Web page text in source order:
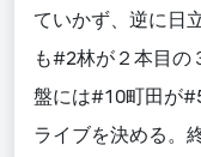
ていかず、逆に日
も#2林が２本目の
盤には#10町田が
ライブを決める。